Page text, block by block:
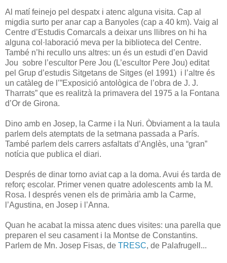
Al matí feinejo pel despatx i atenc alguna visita. Cap al
migdia surto per anar cap a Banyoles (cap a 40 km). Vaig al
Centre d’Estudis Comarcals a deixar uns llibres on hi ha
alguna col·laboració meva per la biblioteca del Centre.
També n’hi recullo uns altres: un és un estudi d’en David
Jou sobre l’escultor Pere Jou (L’escultor Pere Jou) editat
pel Grup d’estudis Sitgetans de Sitges (el 1991) i l’altre és
un catàleg de l’”Exposició antològica de l’obra de J. J.
Tharrats” que es realitzà la primavera del 1975 a la Fontana
d’Or de Girona.
Dino amb en Josep, la Carme i la Nuri. Òbviament a la taula
parlem dels atemptats de la setmana passada a París.
També parlem dels carrers asfaltats d’Anglès, una “gran”
notícia que publica el diari.
Després de dinar torno aviat cap a la doma. Avui és tarda de
reforç escolar. Primer venen quatre adolescents amb la M.
Rosa. I després venen els de primària amb la Carme,
l’Agustina, en Josep i l’Anna.
Quan he acabat la missa atenc dues visites: una parella que
preparen el seu casament i la Montse de Constantins.
Parlem de Mn. Josep Fisas, de TRESC, de Palafrugell...